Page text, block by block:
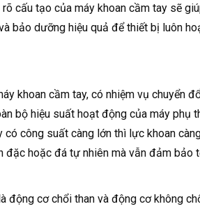
cấu tạo của máy khoan cầm tay sẽ
bảo dưỡng hiệu quả để thiết bị luôn
khoan cầm tay, có nhiệm vụ chuyển
bộ hiệu suất hoạt động của máy phụ
công suất càng lớn thì lực khoan
hoặc đá tự nhiên mà vẫn đảm bảo
động cơ chổi than và động cơ không